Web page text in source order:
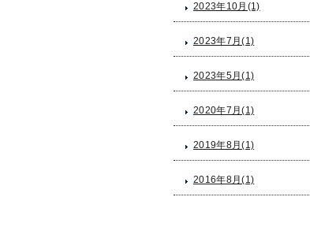
2023年10月(1)
2023年7月(1)
2023年5月(1)
2020年7月(1)
2019年8月(1)
2016年8月(1)